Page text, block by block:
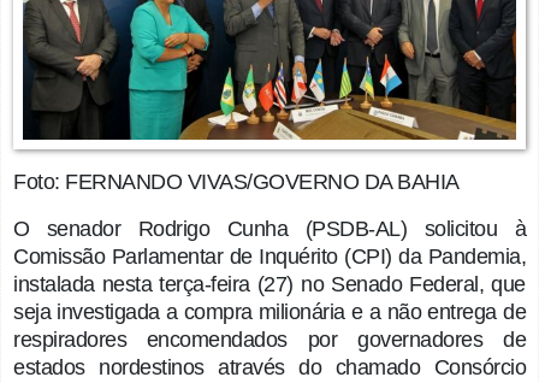
Foto: FERNANDO VIVAS/GOVERNO DA BAHIA
O senador Rodrigo Cunha (PSDB-AL) solicitou à
Comissão Parlamentar de Inquérito (CPI) da Pandemia,
instalada nesta terça-feira (27) no Senado Federal, que
seja investigada a compra milionária e a não entrega de
respiradores encomendados por governadores de
estados nordestinos através do chamado Consórcio